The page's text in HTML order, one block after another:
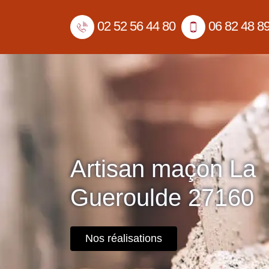
02 52 56 44 80 06 82 48
Artisan maçon La
Gueroulde 27160
Nos réalisations